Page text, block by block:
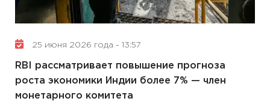
25 июня 2026 года - 13:57
RBI рассматривает повышение прогноза
роста экономики Индии более 7% — член
монетарного комитета